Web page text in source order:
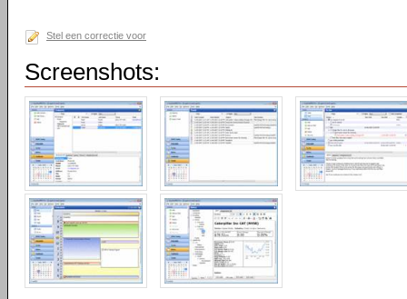
Stel een correctie voor
Screenshots: